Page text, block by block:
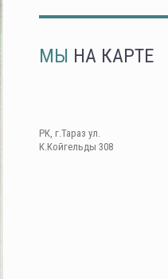
МЫ НА КАРТЕ
РК, г.Тараз ул.
К.Койгельды 308